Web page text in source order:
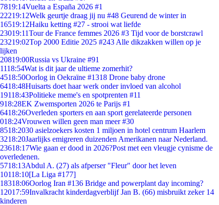
7819:14Vuelta a España 2026 #1
22219:12Welk geurtje draag jij nu #48 Geurend de winter in
16519:12Haiku ketting #27 - strooi wat liefde
23019:11Tour de France femmes 2026 #3 Tijd voor de borstcrawl
23219:02Top 2000 Editie 2025 #243 Alle dikzakken willen op je
lijken
20819:00Russia vs Ukraine #91
1118:54Wat is dit jaar de ultieme zomerhit?
4518:50Oorlog in Oekraïne #1318 Drone baby drone
6418:48Huisarts doet haar werk onder invloed van alcohol
19118:43Politieke meme's en spotprenten #11
918:28EK Zwemsporten 2026 te Parijs #1
6418:26Overleden sporters en aan sport gerelateerde personen
018:24Vrouwen willen geen man meer #30
8518:2030 asielzoekers kosten 1 miljoen in hotel centrum Haarlem
3218:20Jaarlijks emigreren duizenden Amerikanen naar Nederland.
23618:17Wie gaan er dood in 2026?Post met een vleugje cynisme de
overledenen.
5718:13Abdul A. (27) als afperser "Fleur" door het leven
10118:10[La Liga #177]
18318:06Oorlog Iran #136 Bridge and powerplant day incoming?
12017:59Invalkracht kinderdagverblijf Jan B. (66) misbruikt zeker 14
kinderen